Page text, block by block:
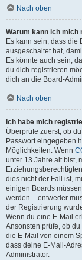
Nach oben
Warum kann ich mich
Es kann sein, dass die
ausgeschaltet hat,
Es könnte auch sein,
du dich registrieren
dich an die Board-
Nach oben
Ich habe mich
Überprüfe zuerst, ob
Passwort eingegeben
Möglichkeiten. Wenn
unter 13 Jahre alt bist,
dies nicht der Fall ist,
einigen Boards
werden – entweder
der Registrierung
Wenn du eine E-Mail
Ansonsten prüfe, ob
die E-Mail von einem
dass deine E-Mail-
Administrator.